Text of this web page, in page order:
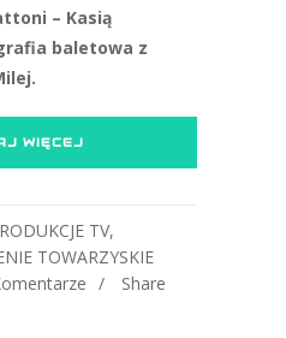
– Kasią
baletowa z
WIĘCEJ
TV,
TOWARZYSKIE
Share